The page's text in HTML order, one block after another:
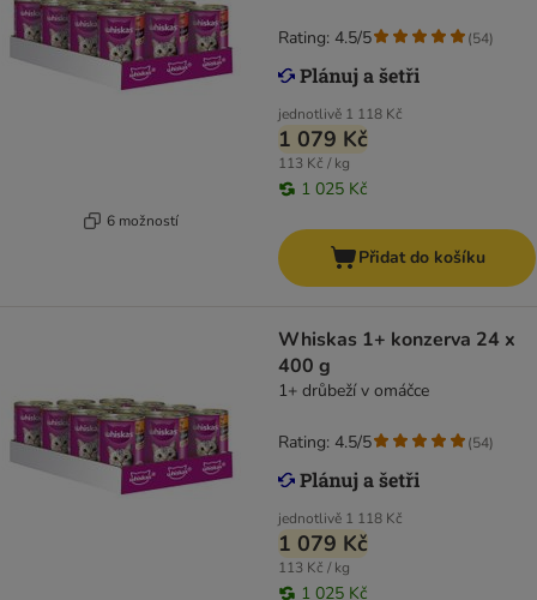
6 možností
jednotlivě 1 118 Kč
1 079 Kč
113 Kč / kg
1 025 Kč
Rating: 4.5/5 (54)
Přidat do košíku
Whiskas 1+ konzerva 24 x
400 g
1+ drůbeží v omáčce
jednotlivě 1 118 Kč
1 079 Kč
113 Kč / kg
1 025 Kč
Rating: 4.5/5 (54)